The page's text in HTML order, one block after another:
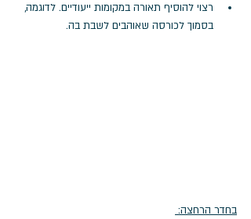
רצוי להוסיף תאורה במקומות ייעודיים. לדוגמה,
בסמוך לכורסה שאוהבים לשבת בה.
בחדר הרחצה: